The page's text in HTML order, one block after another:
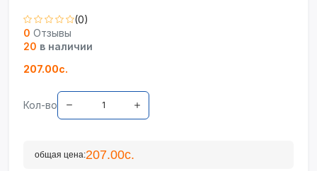
(0)
0 Отзывы
20 в наличии
207.00с.
Кол-во
общая цена:207.00с.